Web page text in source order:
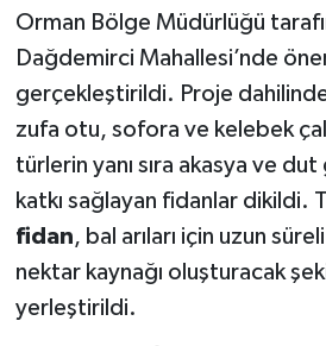
Orman Bölge Müdürlüğü
Dağdemirci Mahallesi’nde
gerçekleştirildi. Proje
zufa otu, sofora ve kelebek
türlerin yanı sıra akasya ve
katkı sağlayan fidanlar dikildi.
fidan, bal arıları için uzun
nektar kaynağı oluşturacak
yerleştirildi.